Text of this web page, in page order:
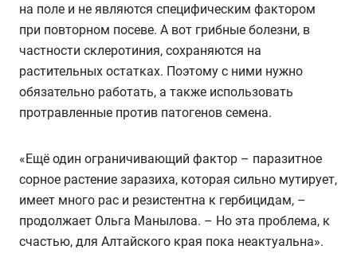
на поле и не являются специфическим фактором
при повторном посеве. А вот грибные болезни, в
частности склеротиния, сохраняются на
растительных остатках. Поэтому с ними нужно
обязательно работать, а также использовать
протравленные против патогенов семена.
«Ещё один ограничивающий фактор – паразитное
сорное растение заразиха, которая сильно мутирует,
имеет много рас и резистентна к гербицидам, –
продолжает Ольга Манылова. – Но эта проблема, к
счастью, для Алтайского края пока неактуальна».